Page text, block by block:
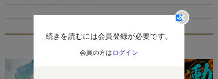
続きを読むには会員登録が必要です。
会員の方は ログイン
特集